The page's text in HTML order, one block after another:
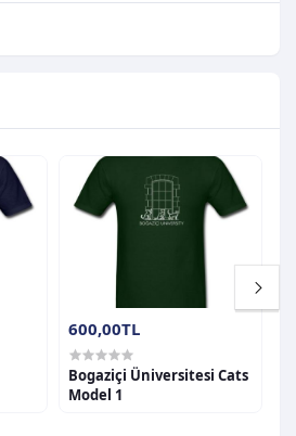
600,00TL
Bogaziçi Üniversitesi Cats
Model 1